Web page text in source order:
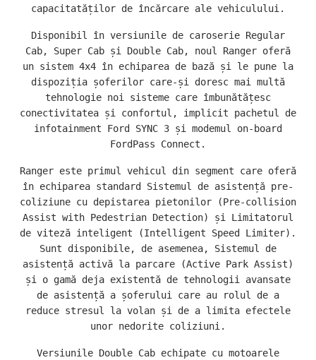
capacitatăților de încărcare ale vehiculului.
Disponibil în versiunile de caroserie Regular
Cab, Super Cab și Double Cab, noul Ranger oferă
un sistem 4x4 în echiparea de bază și le pune la
dispoziția șoferilor care-și doresc mai multă
tehnologie noi sisteme care îmbunătățesc
conectivitatea și confortul, implicit pachetul de
infotainment Ford SYNC 3 și modemul on-board
FordPass Connect.
Ranger este primul vehicul din segment care oferă
în echiparea standard Sistemul de asistență pre-
coliziune cu depistarea pietonilor (Pre-collision
Assist with Pedestrian Detection) și Limitatorul
de viteză inteligent (Intelligent Speed Limiter).
Sunt disponibile, de asemenea, Sistemul de
asistență activă la parcare (Active Park Assist)
și o gamă deja existentă de tehnologii avansate
de asistență a șoferului care au rolul de a
reduce stresul la volan și de a limita efectele
unor nedorite coliziuni.
Versiunile Double Cab echipate cu motoarele